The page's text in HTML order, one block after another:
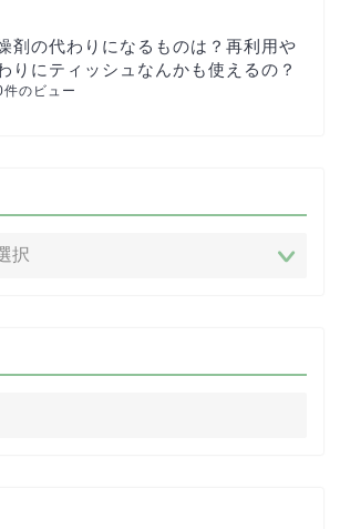
剤の代わりになるものは？再利用や
りにティッシュなんかも使えるの？
件のビュー